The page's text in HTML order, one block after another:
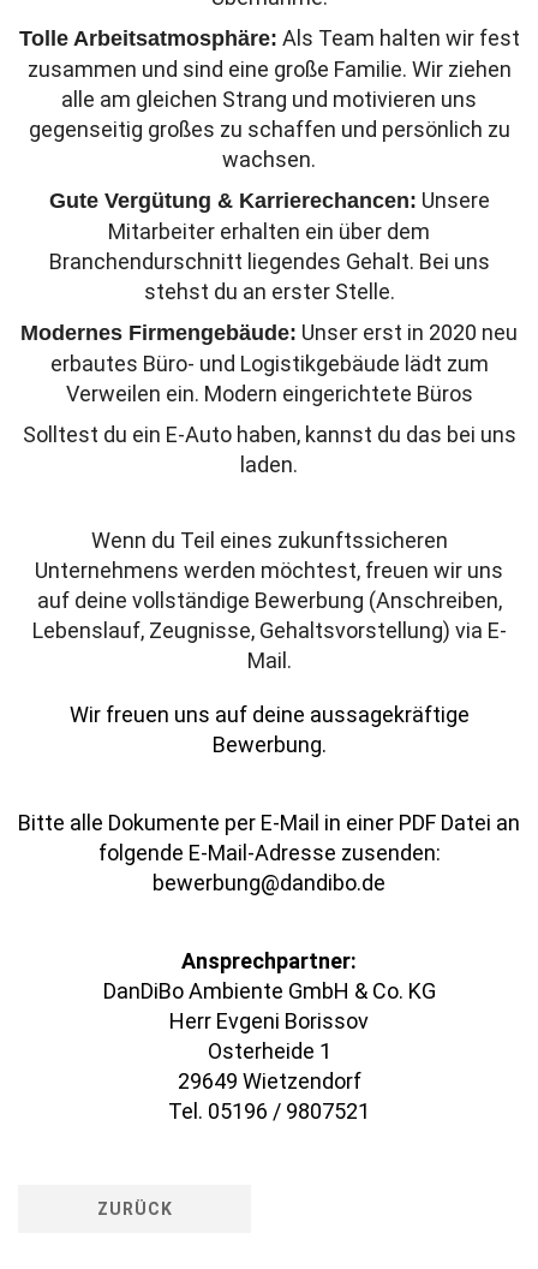
Tolle Arbeitsatmosphäre: Als Team halten wir fest
zusammen und sind eine große Familie. Wir ziehen
alle am gleichen Strang und motivieren uns
gegenseitig großes zu schaffen und persönlich zu
wachsen.
Gute Vergütung & Karrierechancen: Unsere
Mitarbeiter erhalten ein über dem
Branchendurschnitt liegendes Gehalt. Bei uns
stehst du an erster Stelle.
Modernes Firmengebäude: Unser erst in 2020 neu
erbautes Büro- und Logistikgebäude lädt zum
Verweilen ein. Modern eingerichtete Büros
Solltest du ein E-Auto haben, kannst du das bei uns
laden.
Wenn du Teil eines zukunftssicheren
Unternehmens werden möchtest, freuen wir uns
auf deine vollständige Bewerbung (Anschreiben,
Lebenslauf, Zeugnisse, Gehaltsvorstellung) via E-
Mail.
Wir freuen uns auf deine aussagekräftige
Bewerbung.
Bitte alle Dokumente per E-Mail in einer PDF Datei an
folgende E-Mail-Adresse zusenden:
bewerbung@dandibo.de
Ansprechpartner:
DanDiBo Ambiente GmbH & Co. KG
Herr Evgeni Borissov
Osterheide 1
29649 Wietzendorf
Tel. 05196 / 9807521
ZURÜCK